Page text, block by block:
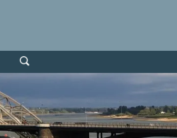
Zoeken
naar: